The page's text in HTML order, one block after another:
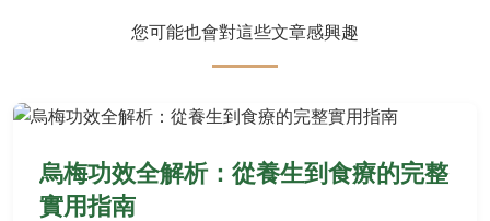
您可能也會對這些文章感興趣
烏梅功效全解析：從養生到食療的完整
實用指南